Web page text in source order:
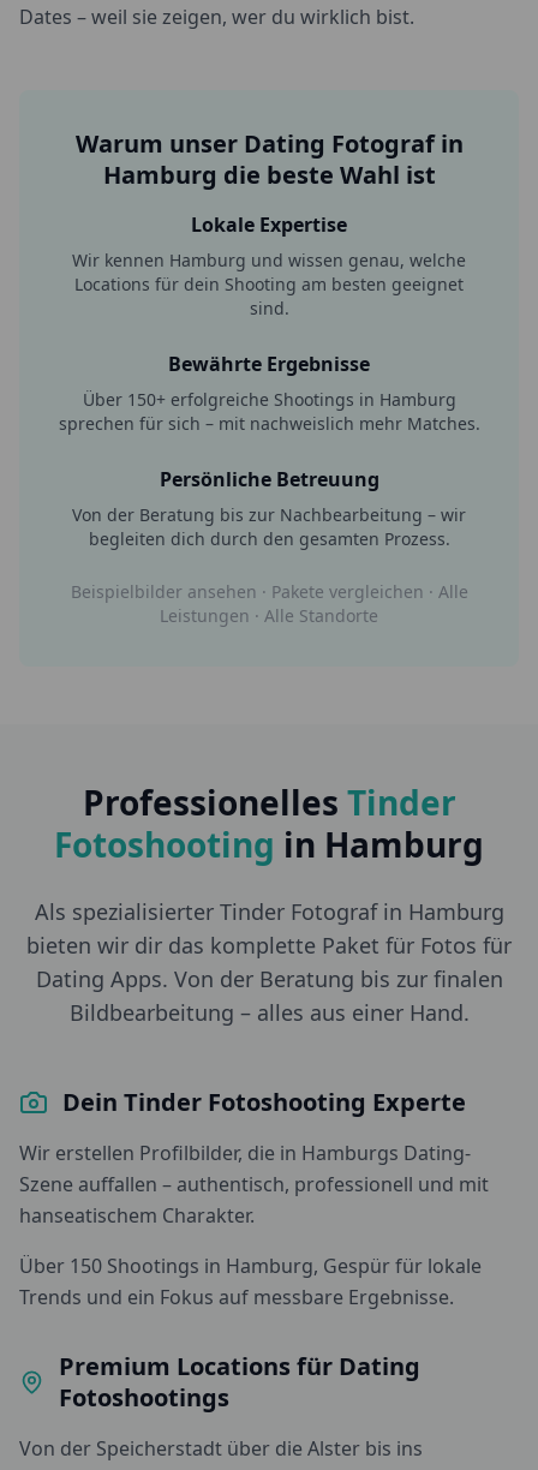
Dates – weil sie zeigen, wer du wirklich bist.
Warum unser Dating Fotograf in
Hamburg die beste Wahl ist
Lokale Expertise
Wir kennen Hamburg und wissen genau, welche
Locations für dein Shooting am besten geeignet
sind.
Bewährte Ergebnisse
Über 150+erfolgreiche Shootings in Hamburg
sprechen für sich – mit nachweislich mehr Matches.
Persönliche Betreuung
Von der Beratung bis zur Nachbearbeitung – wir
begleiten dich durch den gesamten Prozess.
Beispielbilder ansehen · Pakete vergleichen · Alle
Leistungen · Alle Standorte
Professionelles Tinder
Fotoshooting in Hamburg
Als spezialisierter Tinder Fotograf in Hamburg
bieten wir dir das komplette Paket für Fotos für
Dating Apps. Von der Beratung bis zur finalen
Bildbearbeitung – alles aus einer Hand.
Dein Tinder Fotoshooting Experte
Wir erstellen Profilbilder, die in Hamburgs Dating-
Szene auffallen – authentisch, professionell und mit
hanseatischem Charakter.
Über 150 Shootings in Hamburg, Gespür für lokale
Trends und ein Fokus auf messbare Ergebnisse.
Premium Locations für Dating
Fotoshootings
Von der Speicherstadt über die Alster bis ins